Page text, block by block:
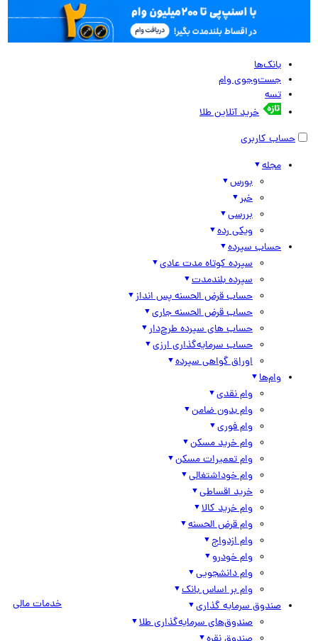
بانک‌ها
جست‌وجوی وام
تسه
خرید آنلاین طلا
حساب کاربری
مجله
بورس
خبر
بررسی
ویکی رده
حساب سپرده
سپرده کوتاه مدت عادی
سپرده بلندمدت
حساب قرض الحسنه پس انداز
حساب قرض الحسنه جاری
حساب های سپرده طرح‌دار
حساب سرمایه‌گذاری ارزی
اوراق گواهی سپرده
وام‌ها
وام نقدی
وام بدون ضامن
وام فوری
وام خرید مسکن
وام تعمیرات مسکن
وام خوداشتغالی
خرید اقساطی
وام خرید کالا
وام قرض الحسنه
وام ازدواج
وام خودرو
وام دانشجویی
وام بر اساس بانک
صندوق سرمایه گذاری
صندوق‌های سرمایه‌گذاری طلا
خدمات مالی